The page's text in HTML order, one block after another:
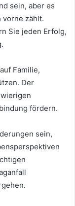
sein, aber es
vorne zählt.
Sie jeden Erfolg,
Familie,
Der
fördern.
sein,